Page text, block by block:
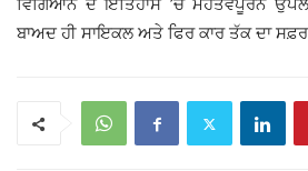
ਵਿਗਿਆਨ ਦੇ ਇਤਿਹਾਸ ’ਚ ਮਹੱਤਵਪੂਰਨ
ਬਾਅਦ ਹੀ ਸਾਇਕਲ ਅਤੇ ਫਿਰ ਕਾਰ ਤੱਕ ਦਾ